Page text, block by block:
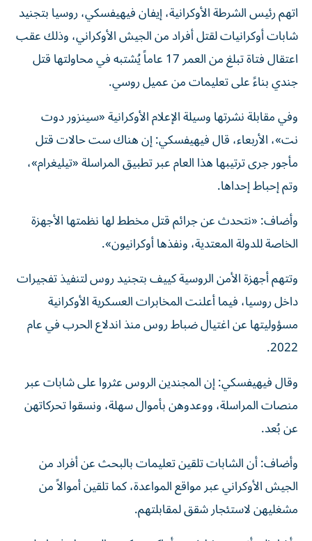
اتهم رئيس الشرطة الأوكرانية، إيفان فيهيفسكي، روسيا بتجنيد
شابات أوكرانيات لقتل أفراد من الجيش الأوكراني، وذلك عقب
اعتقال فتاة تبلغ من العمر 17 عاماً يُشتبه في محاولتها قتل
جندي بناءً على تعليمات من عميل روسي.
وفي مقابلة نشرتها وسيلة الإعلام الأوكرانية «سينزور دوت
نت»، الأربعاء، قال فيهيفسكي: إن هناك ست حالات قتل
مأجور جرى ترتيبها هذا العام عبر تطبيق المراسلة «تيليغرام»،
وتم إحباط إحداها.
وأضاف: «نتحدث عن جرائم قتل مخطط لها نظمتها الأجهزة
الخاصة للدولة المعتدية، ونفذها أوكرانيون».
وتتهم أجهزة الأمن الروسية كييف بتجنيد روس لتنفيذ تفجيرات
داخل روسيا، فيما أعلنت المخابرات العسكرية الأوكرانية
مسؤوليتها عن اغتيال ضباط روس منذ اندلاع الحرب في عام
2022.
وقال فيهيفسكي: إن المجندين الروس عثروا على شابات عبر
منصات المراسلة، ووعدوهن بأموال سهلة، ونسقوا تحركاتهن
عن بُعد.
وأضاف: أن الشابات تلقين تعليمات بالبحث عن أفراد من
الجيش الأوكراني عبر مواقع المواعدة، كما تلقين أموالاً من
مشغليهن لاستئجار شقق لمقابلتهم.